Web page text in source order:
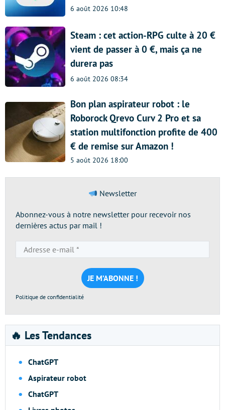
6 août 2026 10:48
Steam : cet action-RPG culte à 20 €
vient de passer à 0 €, mais ça ne
durera pas
6 août 2026 08:34
Bon plan aspirateur robot : le
Roborock Qrevo Curv 2 Pro et sa
station multifonction profite de 400
€ de remise sur Amazon !
5 août 2026 18:00
Newsletter
Abonnez-vous à notre newsletter pour recevoir nos
dernières actus par mail !
e-
mail
*
Politique de confidentialité
🔥 Les Tendances
ChatGPT
Aspirateur robot
ChatGPT